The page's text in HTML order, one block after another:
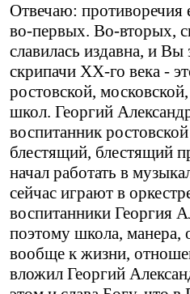
Отвечаю: противоречия
во-первых. Во-вторых,
славилась издавна, и
скрипачи ХХ-го века -
ростовской,
школ. Георгий
воспитанник
блестящий, блестящий
начал работать в
сейчас играют в
воспитанники Георгия
поэтому школа, манера,
вообще к жизни,
вложил Георгий